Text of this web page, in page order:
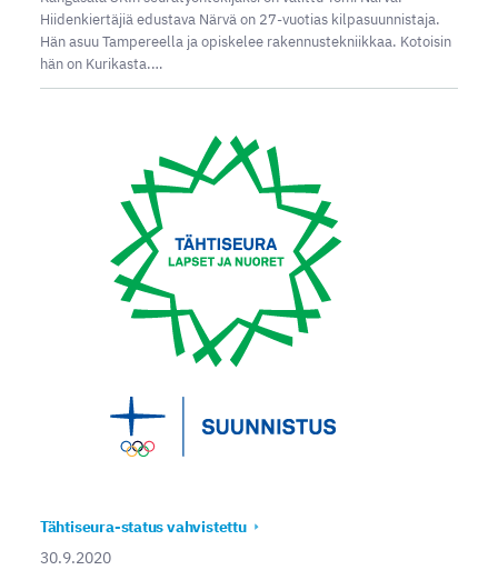
Hiidenkiertäjiä edustava Närvä on 27-vuotias kilpasuunnistaja.
Hän asuu Tampereella ja opiskelee rakennustekniikkaa. Kotoisin
hän on Kurikasta.…
Tähtiseura-status vahvistettu
30.9.2020